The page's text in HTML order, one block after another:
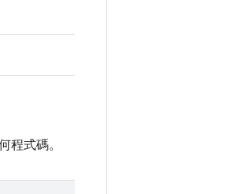
程式碼。